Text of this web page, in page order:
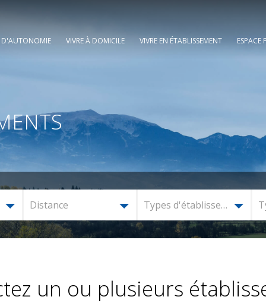
D'AUTONOMIE VIVRE À DOMICILE VIVRE EN ÉTABLISSEMENT ESPACE
Distance Types d'établissement
un ou plusieurs